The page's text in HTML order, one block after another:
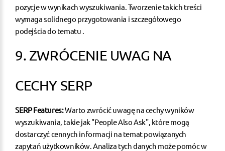
pozycje w wynikach wyszukiwania. Tworzenie takich treści
wymaga solidnego przygotowania i szczegółowego
podejścia do tematu .
9. ZWRÓCENIE UWAG NA
CECHY SERP
SERP Features:Warto zwrócić uwagę na cechy wyników
wyszukiwania, takie jak "People Also Ask", które mogą
dostarczyć cennych informacji na temat powiązanych
zapytań użytkowników. Analiza tych danych może pomóc w